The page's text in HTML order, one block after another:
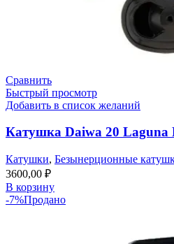
Сравнить
Быстрый просмотр
Добавить в список желаний
Катушка Daiwa 20 Laguna
Катушки, Безынерционные
3600,00 ₽
В корзину
-7%Продано